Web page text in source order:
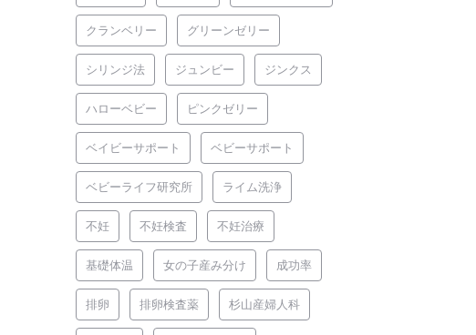
クランベリー グリーンゼリー
シリンジ法 ジュンビー ジンクス
ハローベビー ピンクゼリー
ベイビーサポート ベビーサポート
ベビーライフ研究所 ライム洗浄
不妊 不妊検査 不妊治療
基礎体温 女の子産み分け 成功率
排卵 排卵検査薬 杉山産婦人科